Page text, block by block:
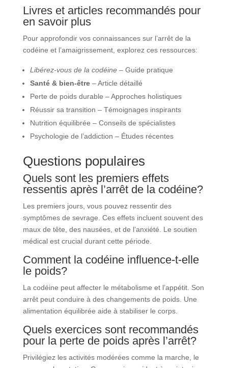
Livres et articles recommandés pour
en savoir plus
Pour approfondir vos connaissances sur l’arrêt de la
codéine et l’amaigrissement, explorez ces ressources:
Libérez-vous de la codéine– Guide pratique
Santé & bien-être– Article détaillé
Perte de poids durable – Approches holistiques
Réussir sa transition – Témoignages inspirants
Nutrition équilibrée – Conseils de spécialistes
Psychologie de l’addiction – Études récentes
Questions populaires
Quels sont les premiers effets
ressentis après l’arrêt de la codéine?
Les premiers jours, vous pouvez ressentir des
symptômes de sevrage. Ces effets incluent souvent des
maux de tête, des nausées, et de l’anxiété. Le soutien
médical est crucial durant cette période.
Comment la codéine influence-t-elle
le poids?
La codéine peut affecter le métabolisme et l’appétit. Son
arrêt peut conduire à des changements de poids. Une
alimentation équilibrée aide à stabiliser le corps.
Quels exercices sont recommandés
pour la perte de poids après l’arrêt?
Privilégiez les activités modérées comme la marche, le